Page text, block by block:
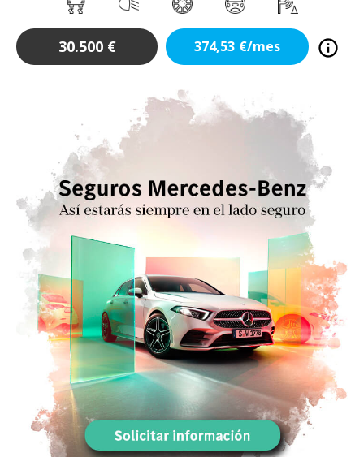
30.500 € 374,53 €/mes